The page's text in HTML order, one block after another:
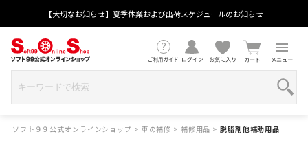
【大切なお知らせ】夏季休業および出荷スケジュールのお知らせ
ソフト９９公式オンラインショップ > 車の補修 > 補修用品 > 脱脂剤他補助用品